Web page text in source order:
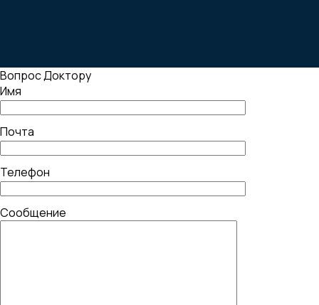
Вопрос Доктору
Имя
Почта
Телефон
Сообщение